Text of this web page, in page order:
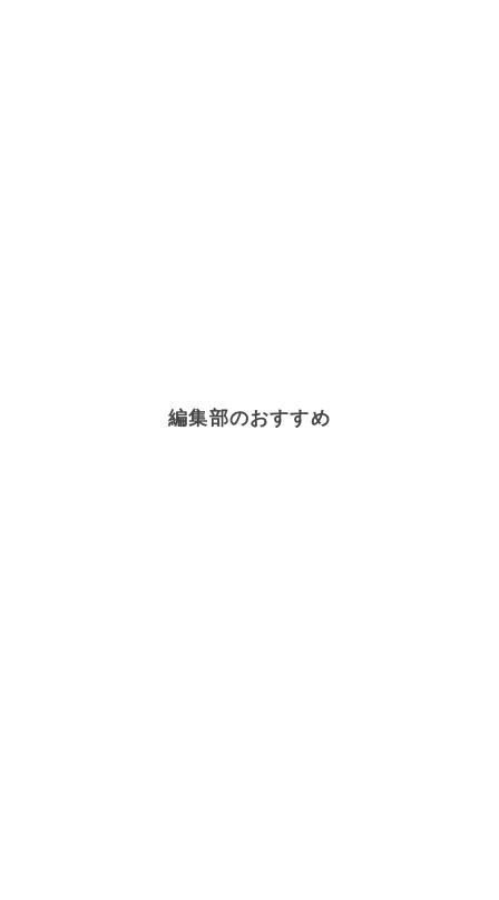
編集部のおすすめ